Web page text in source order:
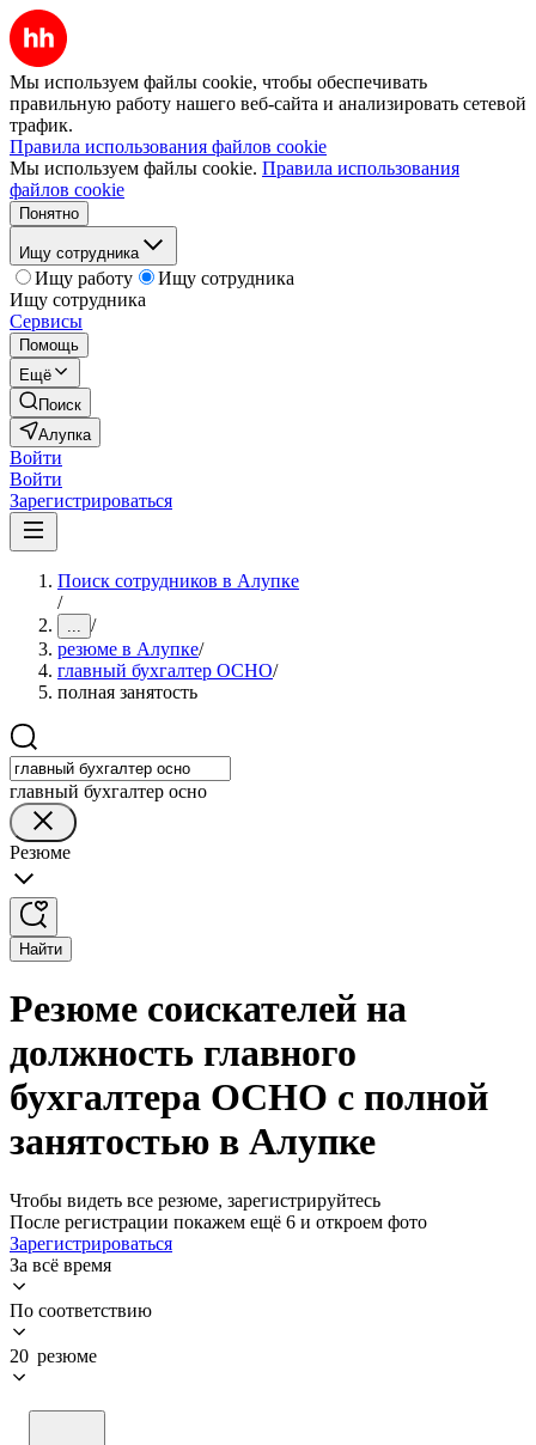
Мы используем файлы cookie, чтобы обеспечивать
правильную работу нашего веб-сайта и анализировать сетевой
трафик.
Правила использования файлов cookie
Мы используем файлы cookie. Правила использования
файлов cookie
Понятно
Ищу сотрудника
Ищу работу
Ищу сотрудника
Ищу сотрудника
Сервисы
Помощь
Ещё
Поиск
Алупка
Войти
Войти
Зарегистрироваться
Поиск сотрудников в Алупке
/
... /
резюме в Алупке/
главный бухгалтер ОСНО/
полная занятость
главный бухгалтер осно
Резюме
Найти
Резюме соискателей на
должность главного
бухгалтера ОСНО с полной
занятостью в Алупке
Чтобы видеть все резюме, зарегистрируйтесь
После регистрации покажем ещё 6 и откроем фото
Зарегистрироваться
За всё время
По соответствию
20 резюме